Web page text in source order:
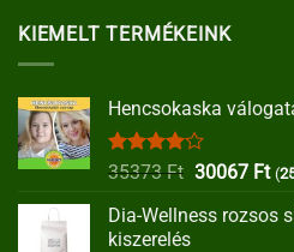
KIEMELT TERMÉKEINK
Hencsokaska
Értékelés:
35373Ft Original
was:
30067 Ft
is:
(
Dia-Wellness rozsos
kiszerelés